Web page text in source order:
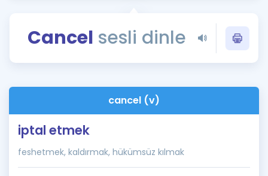
Rehberlik Aracı
ÖSYM Sınav Takvimi
Kampanyalar
Blog
Cancel sesli dinle
cancel (v)
iptal etmek
feshetmek, kaldırmak, hükümsüz kılmak